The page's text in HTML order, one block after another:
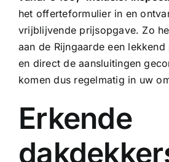
het offerteformulier in en
vrijblijvende prijsopgave. Zo
aan de Rijngaarde een
en direct de aansluitingen
komen dus regelmatig in uw
Erkende